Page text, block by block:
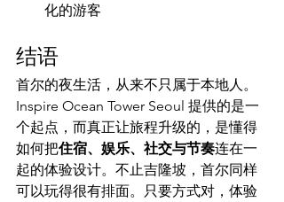
化的游客
结语
首尔的夜生活，从来不只属于本地人。
Inspire Ocean Tower Seoul 提供的是一
个起点，而真正让旅程升级的，是懂得
如何把住宿、娱乐、社交与节奏连在一
起的体验设计。不止吉隆坡，首尔同样
可以玩得很有排面。只要方式对，体验